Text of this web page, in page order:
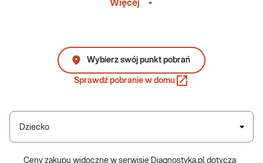
itp.) oraz częste infekcje – głównie dróg oddechowych. Coraz
ale także choroby wynikające z narażenia dzieci na czynniki
środowiskowe. Nieprawidłowa, wysokoprzetworzona dieta jest u
dzieci przyczyną diagnozowania otyłości, a przebodźcowanie,
związane głównie z dostępem do technologii – smartfonów i
psychicznych.
Na każdym etapie rozwoju dziecka, badania – szczególnie tzw.
Więcej
Sprawdź pobranie w domu
Wybierz swój punkt pobrań
Dziecko
Ceny zakupu widoczne w serwisie Diagnostyka.pl dotyczą